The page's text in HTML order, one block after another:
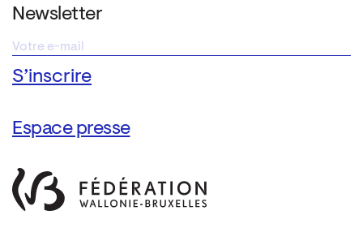
Newsletter
Espace presse